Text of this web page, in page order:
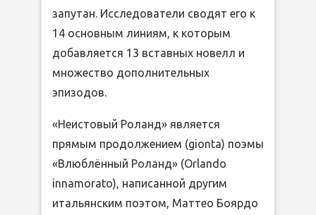
запутан. Исследователи сводят его к
14 основным линиям, к которым
добавляется 13 вставных новелл и
множество дополнительных
эпизодов.
«Неистовый Роланд» является
прямым продолжением (gionta) поэмы
«Влюблённый Роланд» (Orlando
innamorato), написанной другим
итальянским поэтом, Маттео Боярдо